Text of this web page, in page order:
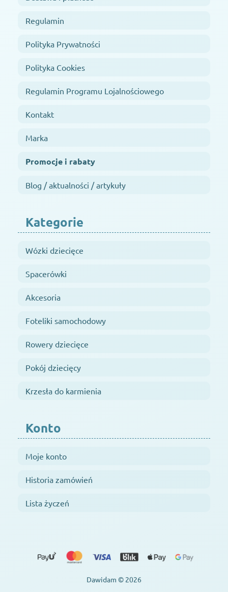
Regulamin
Polityka Prywatności
Polityka Cookies
Regulamin Programu Lojalnościowego
Kontakt
Marka
Promocje i rabaty
Blog / aktualności / artykuły
Kategorie
Wózki dziecięce
Spacerówki
Akcesoria
Foteliki samochodowy
Rowery dziecięce
Pokój dziecięcy
Krzesła do karmienia
Konto
Moje konto
Historia zamówień
Lista życzeń
Dawidam © 2026